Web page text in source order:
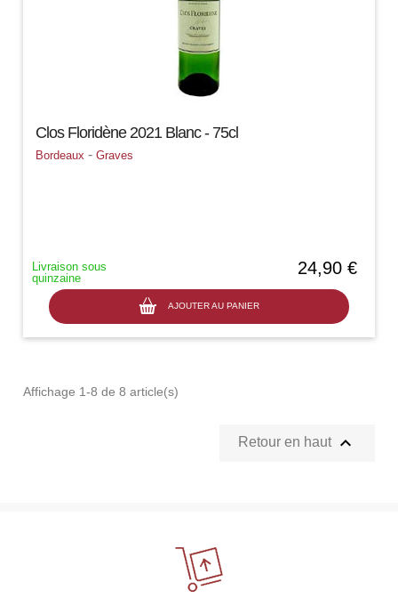
Clos Floridène 2021 Blanc - 75cl
Bordeaux -Graves
24,90 €
AJOUTER AU PANIER
Livraison sous
quinzaine
Affichage 1-8 de 8 article(s)
Retour en haut 